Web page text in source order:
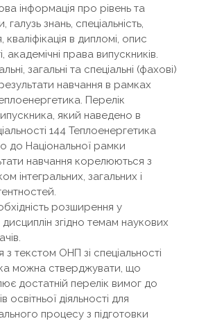
інформація про рівень та
галузь знань, спеціальність,
кваліфікація в дипломі, опис
академічні права випускників.
загальні та спеціальні (фахові)
навчання в рамках
Перелік
який наведено в
144 Теплоенергетика
до Національної рамки
навчання корелюються з
інтегральних, загальних i
розширення у
дисциплін згідно темам наукових
текстом ОНП зі спеціальності
можна стверджувати, що
достатній перелік вимог до
освітньої діяльності для
процесу з підготовки